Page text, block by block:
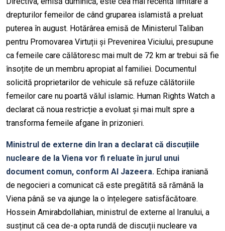
drepturilor femeilor de când gruparea islamistă a preluat
puterea în august. Hotărârea emisă de Ministerul Taliban
pentru Promovarea Virtuții și Prevenirea Viciului, presupune
ca femeile care călătoresc mai mult de 72 km ar trebui să fie
însoțite de un membru apropiat al familiei. Documentul
solicită proprietarilor de vehicule să refuze călătoriile
femeilor care nu poartă vălul islamic. Human Rights Watch a
declarat că noua restricție a evoluat și mai mult spre a
transforma femeile afgane în prizonieri.
Ministrul de externe din Iran a declarat că discuțiile
nucleare de la Viena vor fi reluate în jurul unui
document comun, conform Al Jazeera. Echipa iraniană
de negocieri a comunicat că este pregătită să rămână la
Viena până se va ajunge la o înțelegere satisfăcătoare.
Hossein Amirabdollahian, ministrul de externe al Iranului, a
susținut că cea de-a opta rundă de discuții nucleare va